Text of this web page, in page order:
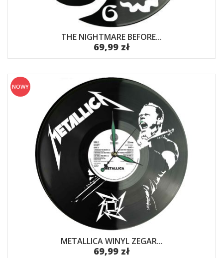
THE NIGHTMARE BEFORE...
69,99 zł
METALLICA WINYL ZEGAR...
69,99 zł
NOWY